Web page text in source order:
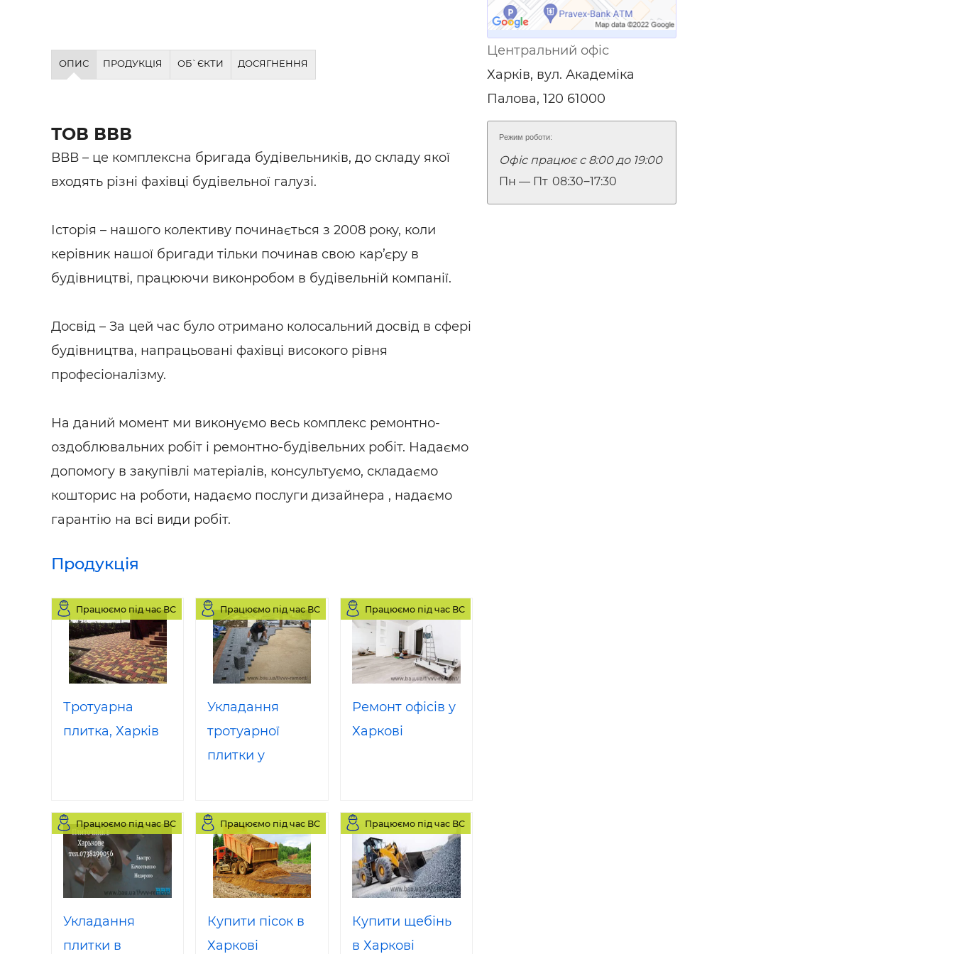
Робота в будівництві —
Резюме
ОПИС ПРОДУКЦІЯ ОБ`ЄКТИ ДОСЯГНЕННЯ
ТОВ ВВВ
ВВВ – це комплексна бригада будівельників, до складу якої
входять різні фахівці будівельної галузі.
Історія – нашого колективу починається з 2008 року, коли
керівник нашої бригади тільки починав свою кар’єру в
будівництві, працюючи виконробом в будівельній компанії.
Досвід – За цей час було отримано колосальний досвід в сфері
будівництва, напрацьовані фахівці високого рівня
професіоналізму.
На даний момент ми виконуємо весь комплекс ремонтно-
оздоблювальних робіт і ремонтно-будівельних робіт. Надаємо
допомогу в закупівлі матеріалів, консультуємо, складаємо
кошторис на роботи, надаємо послуги дизайнера , надаємо
гарантію на всі види робіт.
Продукція
Працюємо під час ВС
Тротуарна
плитка, Харків
Працюємо під час ВС
Укладання
тротуарної
плитки у
Працюємо під час ВС
Ремонт офісів у
Харкові
Працюємо під час ВС
Укладання
плитки в
Працюємо під час ВС
Купити пісок в
Харкові
Працюємо під час ВС
Купити щебінь
в Харкові
Центральний офіс
Харків, вул. Академіка
Палова, 120 61000
Режим роботи:
Офіс працює с 8:00 до 19:00
Пн — Пт 08:30‒17:30